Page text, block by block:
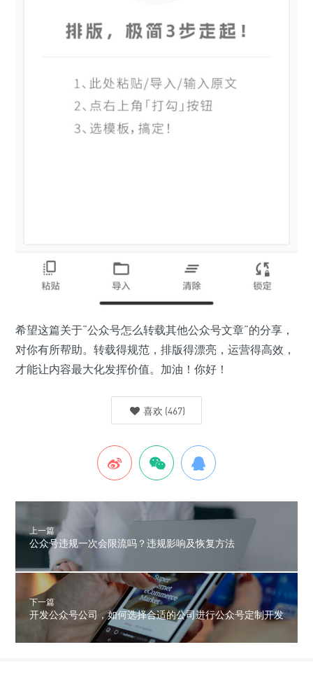
希望这篇关于“公众号怎么转载其他公众号文章”的分享，
对你有所帮助。转载得规范，排版得漂亮，运营得高效，
才能让内容最大化发挥价值。加油！你好！
喜欢 (467)
上一篇
公众号违规一次会限流吗？违规影响及恢复方法
下一篇
开发公众号公司，如何选择合适的公司进行公众号定制开发